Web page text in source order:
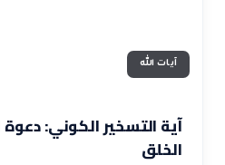
آيات الله
آية التسخير الكوني:
الخلق